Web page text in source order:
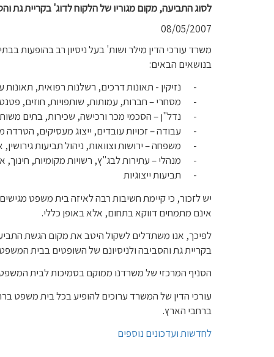
לסוג התביעה, מקום מגוריו של הלקוח לדוג' בקריית גת
08/05/2007
משרד עורכי הדין מילר ושות' בעל ניסיון רב בהופעות
בנושאים הבאים:
-
נזיקין - תאונות דרכים, רשלנות רפואית, תאונות
-
מסחרי – חברות, עמותות, שותפויות, חוזים,
-
נדל"ן – הסכמי מכר ורכישה, שכירות, בתים
-
עבודה – זכויות עובדים, ייצוג מעסיקים, הטרדה
-
משפחה – ירושות וצוואות, ניהול תביעות
-
מנהלי – עתירות לבג"ץ, רשויות מקומיות, חינוך,
-
תביעות ייצוגיות
יש לזכור, כי קיימת חשיבות רבה לאיזה בית משפט
אינם מתמחים דווקא בתחום, אלא באופן כללי.
לפיכך, אנו משתדלים לשקול היטב את מקום הגשת
בקריית גת והסביבה ולניסיונם של השופטים בבית
הסניף המרכזי של משרדנו ממוקם בסמיכות לבית
עורכי הדין של המשרד ערוכים להופיע בכל בית משפט
ברחבי הארץ.
לחדשות ועדכונים נוספים